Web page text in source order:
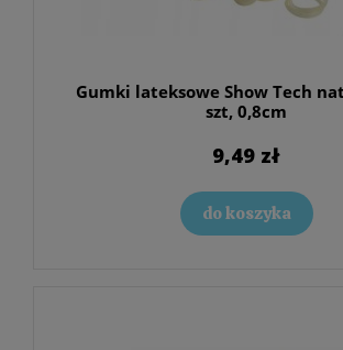
Gumki lateksowe Show Tech
szt, 0,8cm
9,49 zł
do koszyka